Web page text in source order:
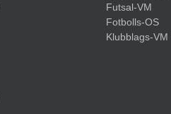
Futsal-VM
Fotbolls-OS
Klubblags-VM